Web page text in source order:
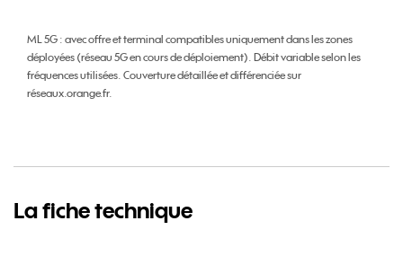
ML 5G : avec offre et terminal compatibles uniquement dans les zones
déployées (réseau 5G en cours de déploiement). Débit variable selon les
fréquences utilisées. Couverture détaillée et différenciée sur
réseaux.orange.fr.
La fiche technique